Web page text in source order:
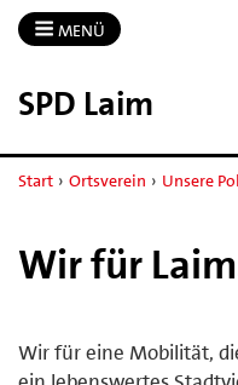
MENÜ
SPD Laim
Start › Ortsverein › Unsere
Wir für
Wir für eine Mobilität,